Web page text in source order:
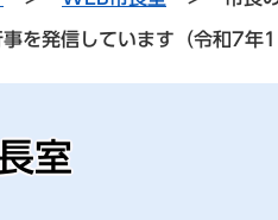
を発信しています（令和7年
室